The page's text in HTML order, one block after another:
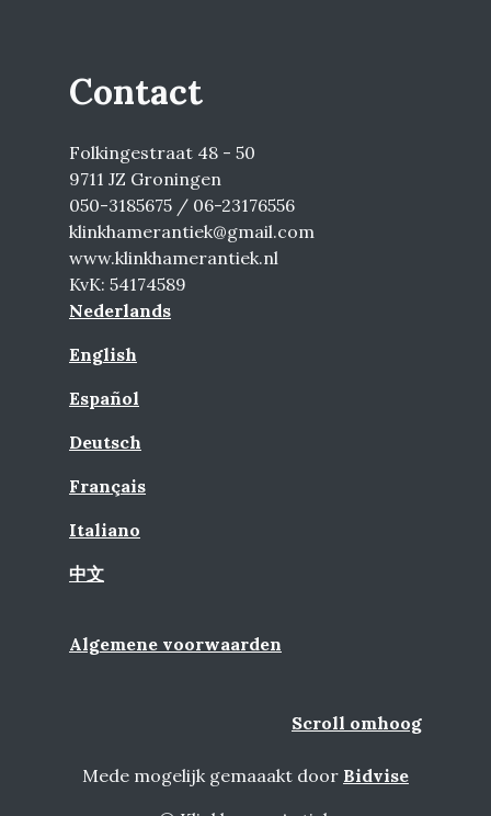
Contact
Folkingestraat 48 - 50
9711 JZ Groningen
050-3185675 / 06-23176556
klinkhamerantiek@gmail.com
www.klinkhamerantiek.nl
KvK: 54174589
Nederlands
English
Español
Deutsch
Français
Italiano
中文
Algemene voorwaarden
Scroll omhoog
Mede mogelijk gemaaakt door Bidvise